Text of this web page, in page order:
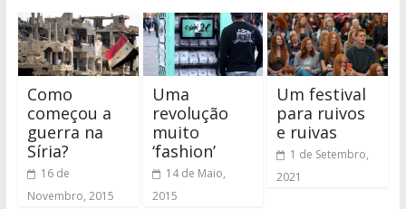
Como
começou a
guerra na
Síria?
16 de
Novembro, 2015
Uma
revolução
muito
‘fashion’
14 de Maio,
2015
Um festival
para ruivos
e ruivas
1 de Setembro,
2021